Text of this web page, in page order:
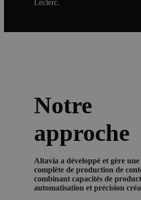
Leclerc.
Notre
approche
Altavia a développé et gère
complète de production de
combinant capacités de
automatisation et précision